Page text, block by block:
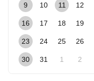
9 10 11 12
16 17 18 19
23 24 25 26
30 31 1 2